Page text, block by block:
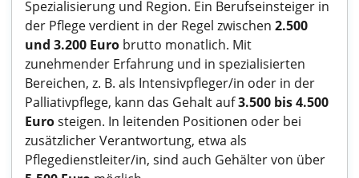
Spezialisierung und Region. Ein Berufseinsteiger in
der Pflege verdient in der Regel zwischen 2.500
und 3.200 Euro brutto monatlich. Mit
zunehmender Erfahrung und in spezialisierten
Bereichen, z. B. als Intensivpfleger/in oder in der
Palliativpflege, kann das Gehalt auf3.500 bis 4.500
Eurosteigen. In leitenden Positionen oder bei
zusätzlicher Verantwortung, etwa als
Pflegedienstleiter/in, sind auch Gehälter von über